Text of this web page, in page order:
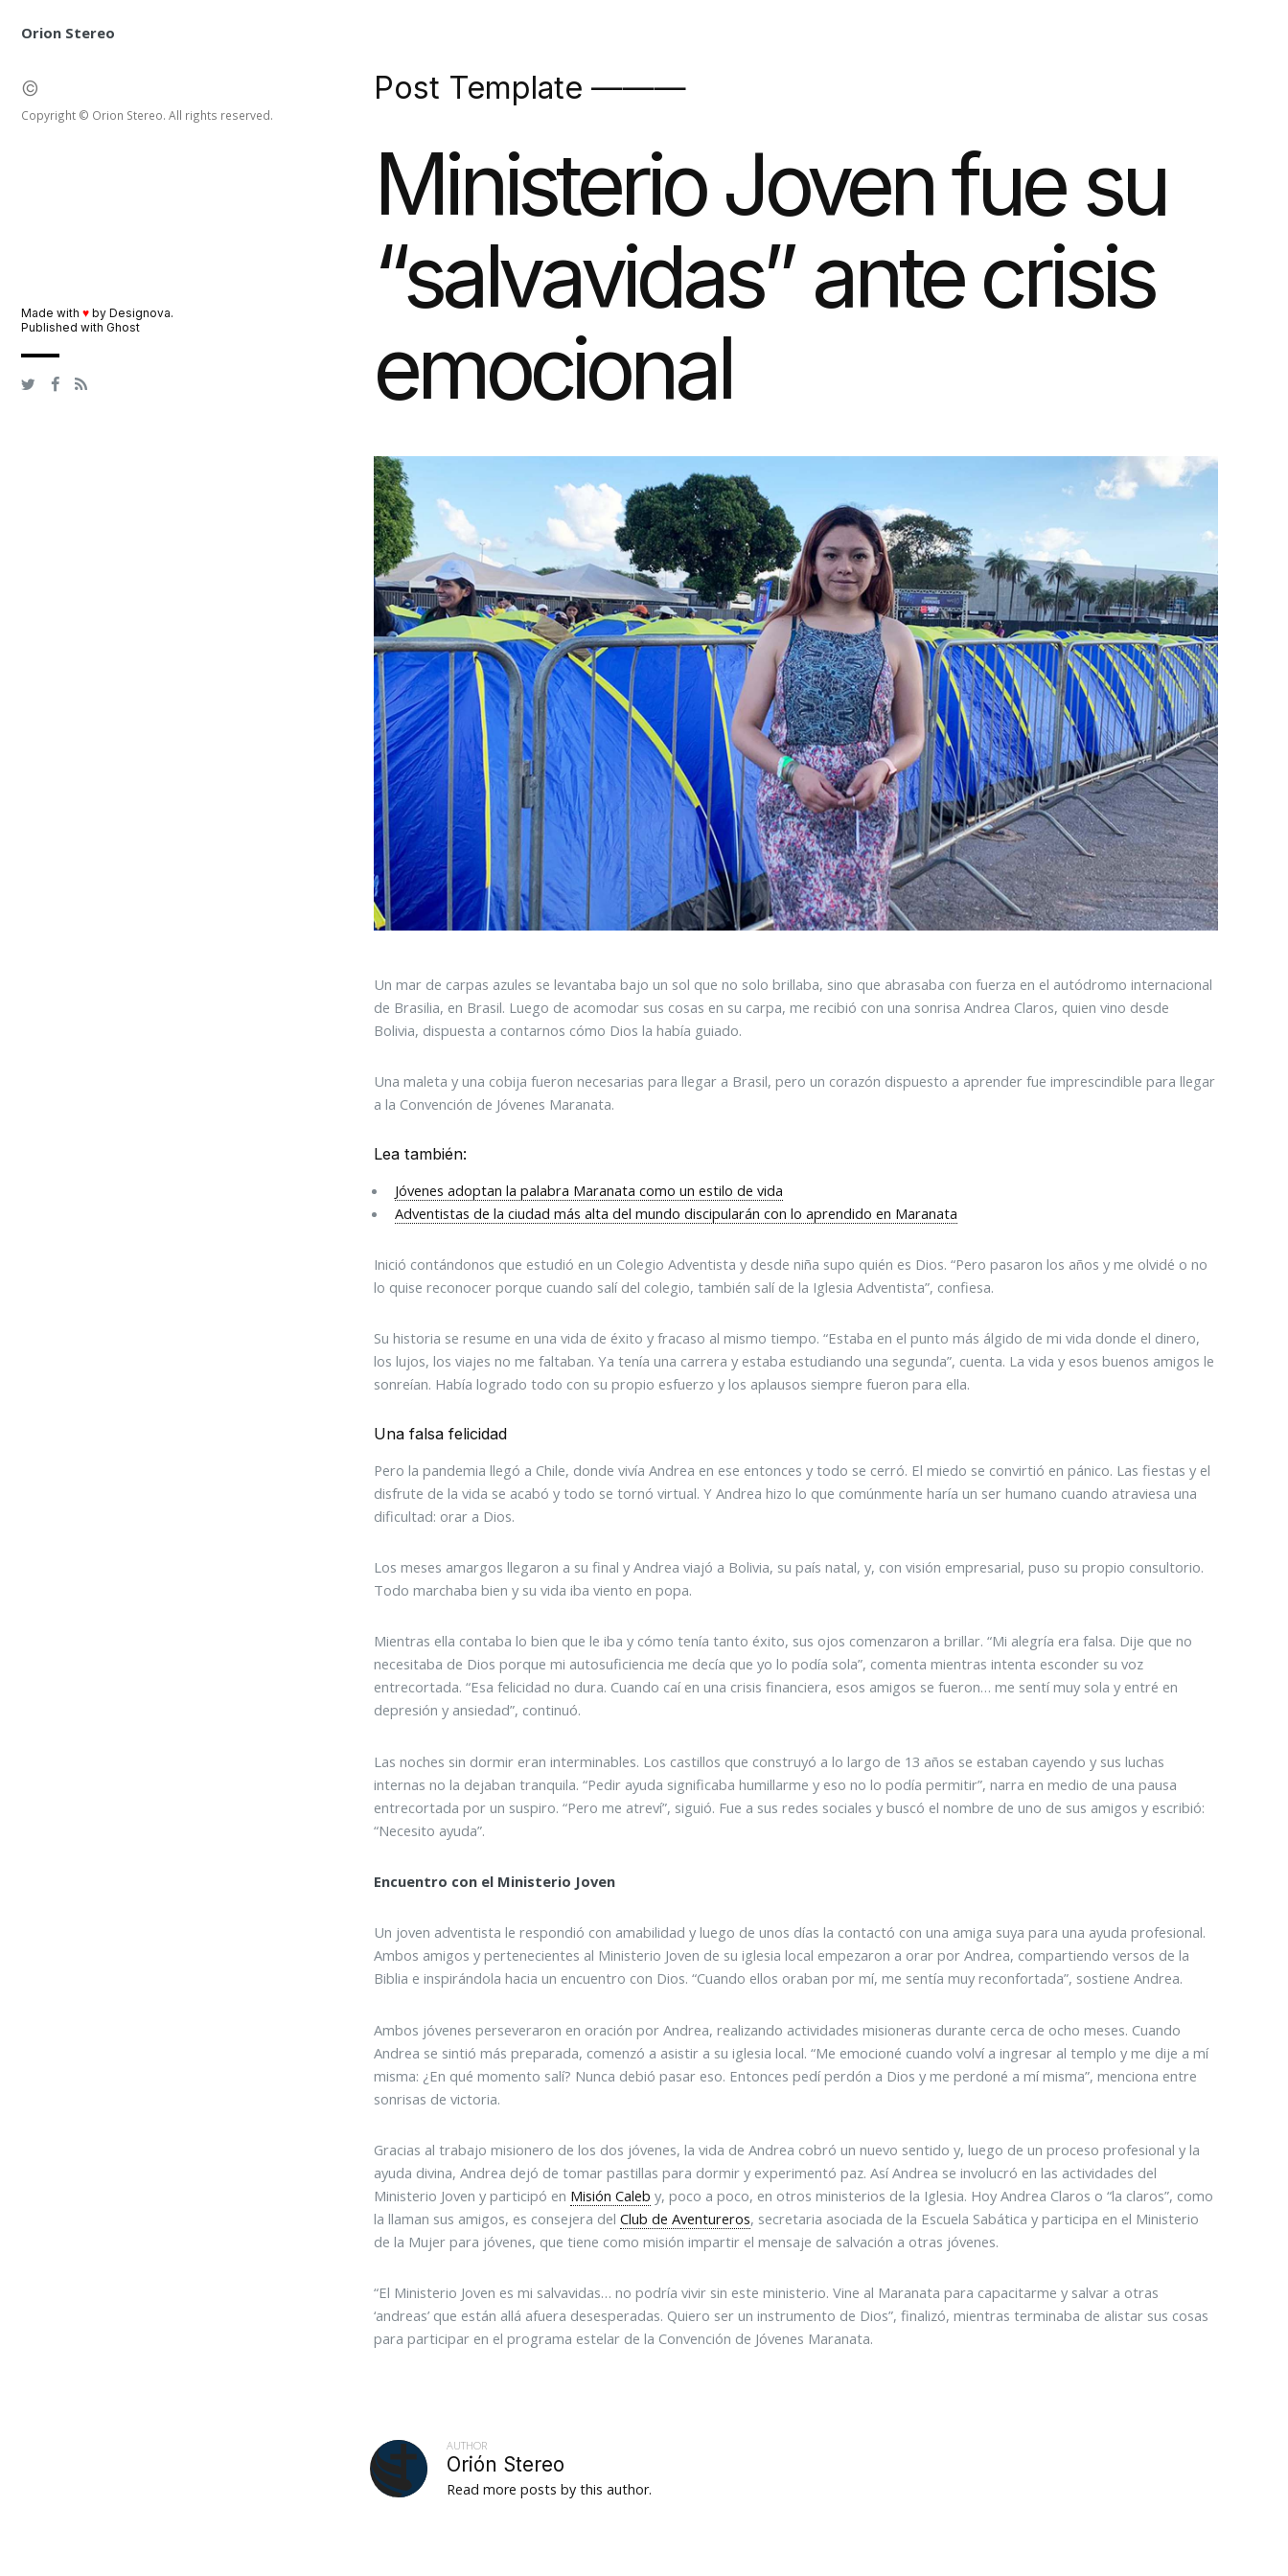
Post Template ———
Ministerio Joven fue su
“salvavidas” ante crisis
emocional
Un mar de carpas azules se levantaba bajo un sol que no solo brillaba, sino que abrasaba con fuerza en el autódromo internacional
de Brasilia, en Brasil. Luego de acomodar sus cosas en su carpa, me recibió con una sonrisa Andrea Claros, quien vino desde
Bolivia, dispuesta a contarnos cómo Dios la había guiado.
Una maleta y una cobija fueron necesarias para llegar a Brasil, pero un corazón dispuesto a aprender fue imprescindible para llegar
a la Convención de Jóvenes Maranata.
Lea también:
Jóvenes adoptan la palabra Maranata como un estilo de vida
Adventistas de la ciudad más alta del mundo discipularán con lo aprendido en Maranata
Inició contándonos que estudió en un Colegio Adventista y desde niña supo quién es Dios. “Pero pasaron los años y me olvidé o no
lo quise reconocer porque cuando salí del colegio, también salí de la Iglesia Adventista”, confiesa.
Su historia se resume en una vida de éxito y fracaso al mismo tiempo. “Estaba en el punto más álgido de mi vida donde el dinero,
los lujos, los viajes no me faltaban. Ya tenía una carrera y estaba estudiando una segunda”, cuenta. La vida y esos buenos amigos le
sonreían. Había logrado todo con su propio esfuerzo y los aplausos siempre fueron para ella.
Una falsa felicidad
Pero la pandemia llegó a Chile, donde vivía Andrea en ese entonces y todo se cerró. El miedo se convirtió en pánico. Las fiestas y el
disfrute de la vida se acabó y todo se tornó virtual. Y Andrea hizo lo que comúnmente haría un ser humano cuando atraviesa una
dificultad: orar a Dios.
Los meses amargos llegaron a su final y Andrea viajó a Bolivia, su país natal, y, con visión empresarial, puso su propio consultorio.
Todo marchaba bien y su vida iba viento en popa.
Mientras ella contaba lo bien que le iba y cómo tenía tanto éxito, sus ojos comenzaron a brillar. “Mi alegría era falsa. Dije que no
necesitaba de Dios porque mi autosuficiencia me decía que yo lo podía sola”, comenta mientras intenta esconder su voz
entrecortada. “Esa felicidad no dura. Cuando caí en una crisis financiera, esos amigos se fueron… me sentí muy sola y entré en
depresión y ansiedad”, continuó.
Las noches sin dormir eran interminables. Los castillos que construyó a lo largo de 13 años se estaban cayendo y sus luchas
internas no la dejaban tranquila. “Pedir ayuda significaba humillarme y eso no lo podía permitir”, narra en medio de una pausa
entrecortada por un suspiro. “Pero me atreví”, siguió. Fue a sus redes sociales y buscó el nombre de uno de sus amigos y escribió:
“Necesito ayuda”.
Encuentro con el Ministerio Joven
Un joven adventista le respondió con amabilidad y luego de unos días la contactó con una amiga suya para una ayuda profesional.
Ambos amigos y pertenecientes al Ministerio Joven de su iglesia local empezaron a orar por Andrea, compartiendo versos de la
Biblia e inspirándola hacia un encuentro con Dios. “Cuando ellos oraban por mí, me sentía muy reconfortada”, sostiene Andrea.
Ambos jóvenes perseveraron en oración por Andrea, realizando actividades misioneras durante cerca de ocho meses. Cuando
Andrea se sintió más preparada, comenzó a asistir a su iglesia local. “Me emocioné cuando volví a ingresar al templo y me dije a mí
misma: ¿En qué momento salí? Nunca debió pasar eso. Entonces pedí perdón a Dios y me perdoné a mí misma”, menciona entre
sonrisas de victoria.
Gracias al trabajo misionero de los dos jóvenes, la vida de Andrea cobró un nuevo sentido y, luego de un proceso profesional y la
ayuda divina, Andrea dejó de tomar pastillas para dormir y experimentó paz. Así Andrea se involucró en las actividades del
Ministerio Joven y participó en Misión Caleb y, poco a poco, en otros ministerios de la Iglesia. Hoy Andrea Claros o “la claros”, como
la llaman sus amigos, es consejera delClub de Aventureros, secretaria asociada de la Escuela Sabática y participa en el Ministerio
de la Mujer para jóvenes, que tiene como misión impartir el mensaje de salvación a otras jóvenes.
“El Ministerio Joven es mi salvavidas… no podría vivir sin este ministerio. Vine al Maranata para capacitarme y salvar a otras
‘andreas’ que están allá afuera desesperadas. Quiero ser un instrumento de Dios”, finalizó, mientras terminaba de alistar sus cosas
para participar en el programa estelar de la Convención de Jóvenes Maranata.
AUTHOR
Orión Stereo
Read more posts by this author.
Orion Stereo
©
Copyright © Orion Stereo. All rights reserved.
Made with ♥ by Designova.
Published with Ghost